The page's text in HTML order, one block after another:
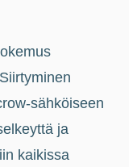
sähköiseen
ja
kaikissa